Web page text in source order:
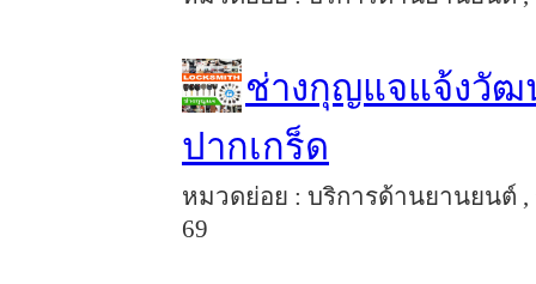
ช่างกุญแจแจ้งวัฒ
ปากเกร็ด
หมวดย่อย : บริการด้านยานยนต์ ,
69